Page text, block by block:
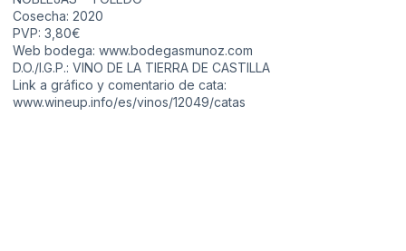
Cosecha: 2020
PVP: 3,80€
Web bodega: www.bodegasmunoz.com
D.O./I.G.P.: VINO DE LA TIERRA DE CASTILLA
Link a gráfico y comentario de cata:
www.wineup.info/es/vinos/12049/catas